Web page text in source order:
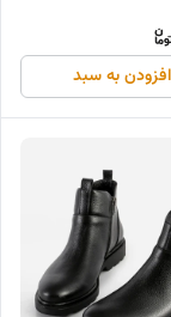
افزودن به سبد